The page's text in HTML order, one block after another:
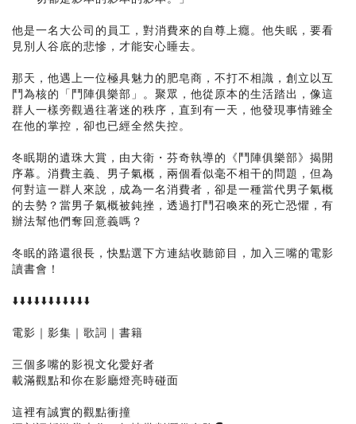
他是一名大公司的員工，對消費來的自尊上癮。他失眠，要看
見別人谷底的悲慘，才能安心睡去。
那天，他遇上一位極具魅力的肥皂商，不打不相識，創立以互
鬥為核的「鬥陣俱樂部」。聚眾，他從原本的生活踏出，像這
群人一樣旁觀過往著迷的秩序，直到有一天，他發現事情雖全
在他的掌控，卻也已經全然失控。
冬眠期的遺珠大賞，由大衛・芬奇執導的《鬥陣俱樂部》揭開
序幕。消費主義、男子氣概，兩個看似毫不相干的問題，但為
何對這一群人來說，成為一名消費者，卻是一種當代男子氣概
的去勢？當男子氣概被鈍挫，透過打鬥召喚來的死亡恐懼，有
辦法幫他們奪回意義嗎？
冬眠的路還很長，快點選下方連結收聽節目，加入三嘴的電影
讀書會！
⬇️⬇️⬇️⬇️⬇️⬇️⬇️⬇️⬇️⬇️⬇️
電影｜影集｜歌詞｜書籍
三個多嘴的影視文化愛好者
載滿觀點和你在影廳燈亮時碰面
這裡有誠實的觀點衝撞